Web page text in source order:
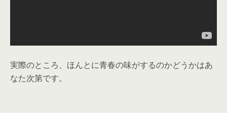
実際のところ、ほんとに青春の味がするのかどうかはあ
なた次第です。